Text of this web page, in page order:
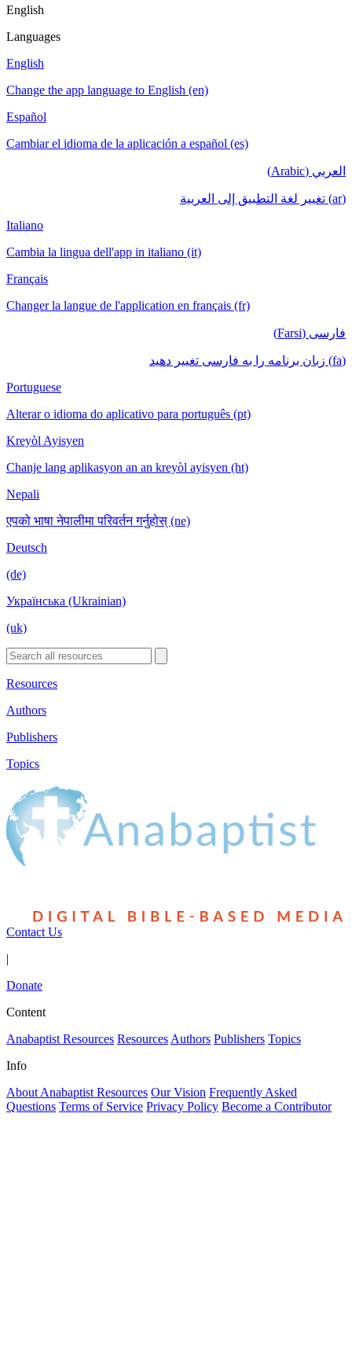
English
Languages
English
Change the app language to English (en)
Español
Cambiar el idioma de la aplicación a español (es)
العربي (Arabic)
(ar) تغيير لغة التطبيق إلى العربية
Italiano
Cambia la lingua dell'app in italiano (it)
Français
Changer la langue de l'application en français (fr)
فارسی (Farsi)
(fa) زبان برنامه را به فارسی تغییر دهید
Portuguese
Alterar o idioma do aplicativo para português (pt)
Kreyòl Ayisyen
Chanje lang aplikasyon an an kreyòl ayisyen (ht)
Nepali
एपको भाषा नेपालीमा परिवर्तन गर्नुहोस् (ne)
Deutsch
(de)
Українська (Ukrainian)
(uk)
Resources
Authors
Publishers
Topics
Contact Us
|
Donate
Content
Anabaptist Resources Resources Authors Publishers Topics
Info
About Anabaptist Resources Our Vision Frequently Asked
Questions Terms of Service Privacy Policy Become a Contributor